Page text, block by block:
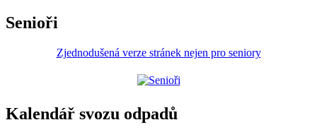
Senioři
Zjednodušená verze stránek nejen pro seniory
Kalendář svozu odpadů